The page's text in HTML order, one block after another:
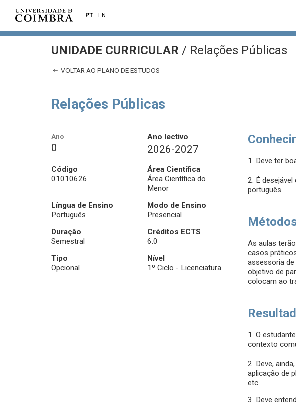
PT EN
UNIDADE CURRICULAR / Relações Públicas
VOLTAR AO PLANO DE ESTUDOS
Relações Públicas
Ano
0
Ano lectivo
2026-2027
Código
01010626
Área Científica
Área Científica do
Menor
Língua de Ensino
Português
Modo de Ensino
Presencial
Duração
Semestral
Créditos ECTS
6.0
Tipo
Opcional
Nível
1º Ciclo - Licenciatura
1. Deve ter
2. É
português.
As aulas
casos
assessoria
objetivo de
colocam ao
1. O
contexto
2. Deve,
aplicação de
etc.
3. Deve